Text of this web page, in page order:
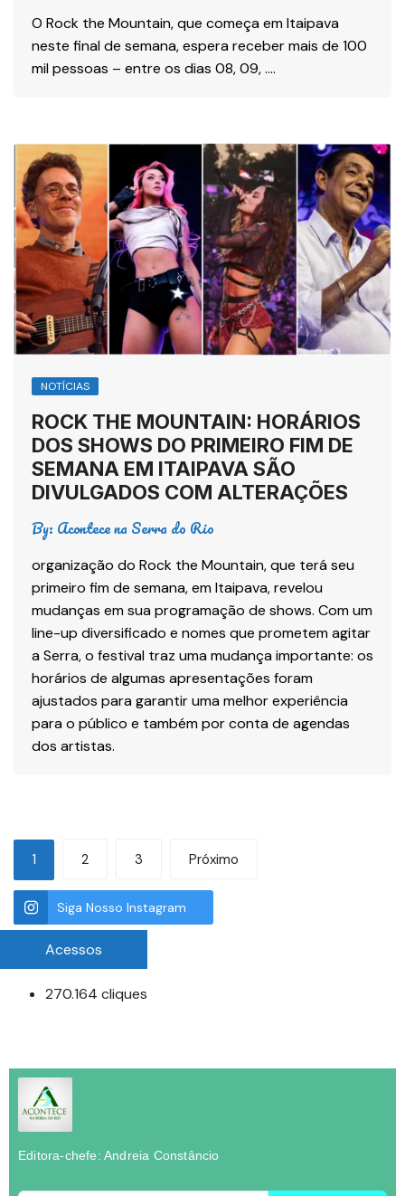
O Rock the Mountain, que começa em Itaipava
neste final de semana, espera receber mais de 100
mil pessoas – entre os dias 08, 09, ….
NOTÍCIAS
ROCK THE MOUNTAIN: HORÁRIOS
DOS SHOWS DO PRIMEIRO FIM DE
SEMANA EM ITAIPAVA SÃO
DIVULGADOS COM ALTERAÇÕES
By: Acontece na Serra do Rio
organização do Rock the Mountain, que terá seu
primeiro fim de semana, em Itaipava, revelou
mudanças em sua programação de shows. Com um
line-up diversificado e nomes que prometem agitar
a Serra, o festival traz uma mudança importante: os
horários de algumas apresentações foram
ajustados para garantir uma melhor experiência
para o público e também por conta de agendas
dos artistas.
1 2 3 Próximo
Siga Nosso Instagram
Acessos
270.164 cliques
Editora-chefe: Andreia Constâncio